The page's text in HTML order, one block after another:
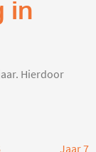
in
Hierdoor